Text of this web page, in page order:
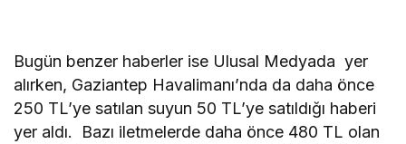
Bugün benzer haberler ise Ulusal Medyada yer
alırken, Gaziantep Havalimanı’nda da daha önce
250 TL’ye satılan suyun 50 TL’ye satıldığı haberi
yer aldı. Bazı iletmelerde daha önce 480 TL olan